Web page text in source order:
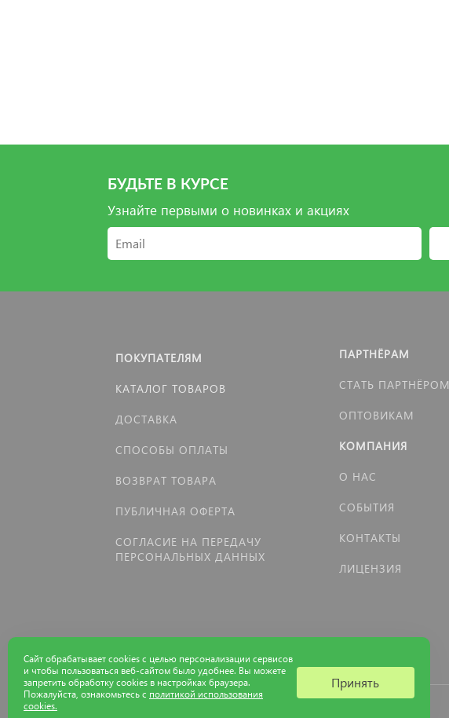
БУДЬТЕ В КУРСЕ
Узнайте первыми о новинках и акциях
ПОКУПАТЕЛЯМ
КАТАЛОГ ТОВАРОВ
ДОСТАВКА
СПОСОБЫ ОПЛАТЫ
ВОЗВРАТ ТОВАРА
ПУБЛИЧНАЯ ОФЕРТА
СОГЛАСИЕ НА ПЕРЕДАЧУ
ПЕРСОНАЛЬНЫХ ДАННЫХ
ПАРТНЁРАМ
СТАТЬ ПАРТНЁРОМ
ОПТОВИКАМ
КОМПАНИЯ
О НАС
СОБЫТИЯ
КОНТАКТЫ
ЛИЦЕНЗИЯ
Сайт обрабатывает cookies с целью персонализации сервисов
и чтобы пользоваться веб-сайтом было удобнее. Вы можете
запретить обработку сookies в настройках браузера.
Пожалуйста, ознакомьтесь с политикой использования
cookies.
Принять